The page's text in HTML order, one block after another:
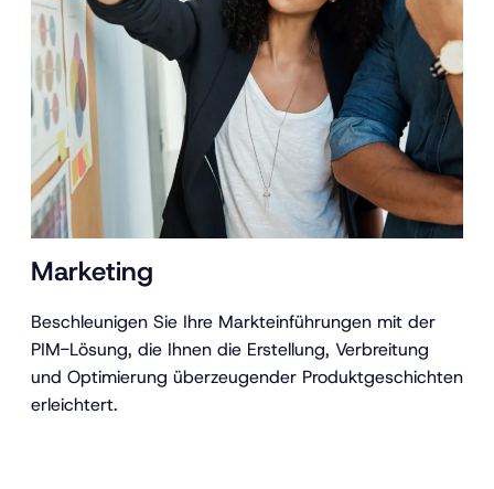
Marketing
Beschleunigen Sie Ihre Markteinführungen mit der
PIM-Lösung, die Ihnen die Erstellung, Verbreitung
und Optimierung überzeugender Produktgeschichten
erleichtert.